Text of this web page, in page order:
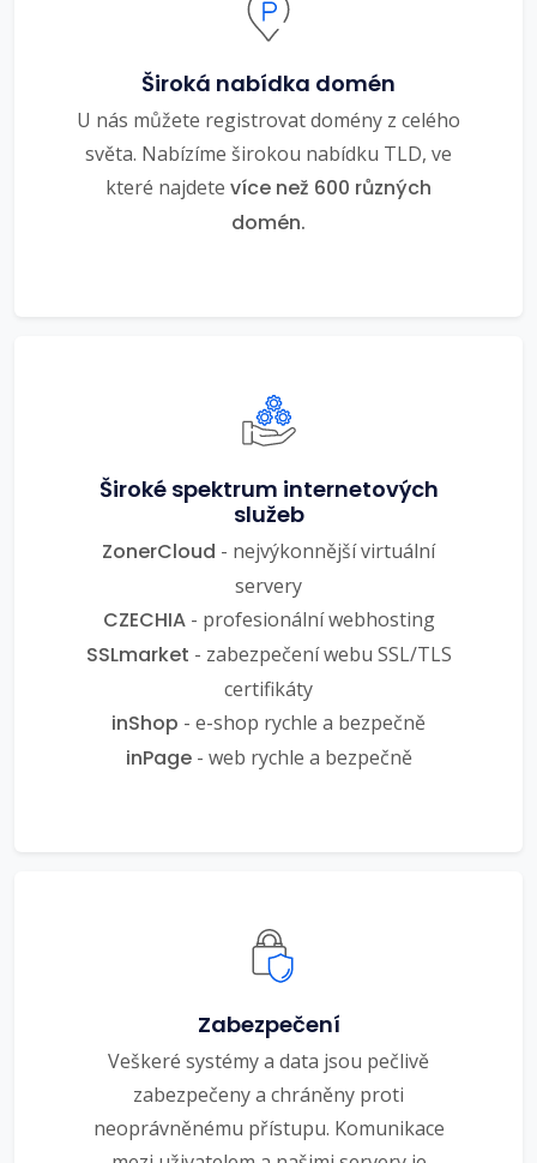
Široká nabídka domén
U nás můžete registrovat domény z celého
světa. Nabízíme širokou nabídku TLD, ve
které najdete více než 600 různých
domén.
Široké spektrum internetových
služeb
ZonerCloud - nejvýkonnější virtuální
servery
CZECHIA- profesionální webhosting
SSLmarket - zabezpečení webu SSL/TLS
certifikáty
inShop - e-shop rychle a bezpečně
inPage- web rychle a bezpečně
Zabezpečení
Veškeré systémy a data jsou pečlivě
zabezpečeny a chráněny proti
neoprávněnému přístupu. Komunikace